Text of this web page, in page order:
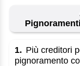
1. Più creditori
pignoramento